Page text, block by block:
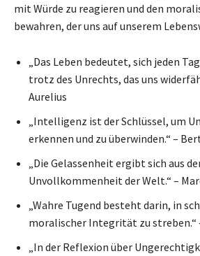
mit Würde zu reagieren und den
bewahren, der uns auf unserem
„Das Leben bedeutet, sich jeden
trotz des Unrechts, das uns
Aurelius
„Intelligenz ist der Schlüssel, um
erkennen und zu überwinden.“ –
„Die Gelassenheit ergibt sich aus
Unvollkommenheit der Welt.“ –
„Wahre Tugend besteht darin, in
moralischer Integrität zu streben.“
„In der Reflexion über